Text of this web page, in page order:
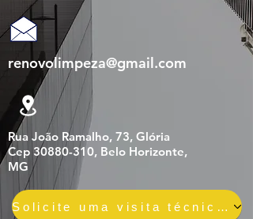
renovolimpeza@gmail.com
Rua João Ramalho, 73, Glória
Cep 30880-310, Belo Horizonte,
MG
Solicite uma visita técnica gratuita e sem compromisso